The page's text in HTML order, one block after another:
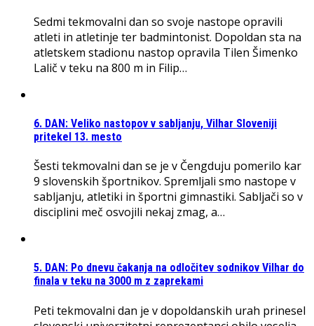
Sedmi tekmovalni dan so svoje nastope opravili
atleti in atletinje ter badmintonist. Dopoldan sta na
atletskem stadionu nastop opravila Tilen Šimenko
Lalič v teku na 800 m in Filip…
6. DAN: Veliko nastopov v sabljanju, Vilhar Sloveniji
pritekel 13. mesto
Šesti tekmovalni dan se je v Čengduju pomerilo kar
9 slovenskih športnikov. Spremljali smo nastope v
sabljanju, atletiki in športni gimnastiki. Sabljači so v
disciplini meč osvojili nekaj zmag, a…
5. DAN: Po dnevu čakanja na odločitev sodnikov Vilhar do
finala v teku na 3000 m z zaprekami
Peti tekmovalni dan je v dopoldanskih urah prinesel